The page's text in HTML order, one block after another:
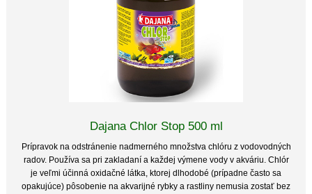
Dajana Chlor Stop 500 ml
Prípravok na odstránenie nadmerného množstva chlóru z vodovodných
radov. Používa sa pri zakladaní a každej výmene vody v akváriu. Chlór
je veľmi účinná oxidačné látka, ktorej dlhodobé (prípadne často sa
opakujúce) pôsobenie na akvarijné rybky a rastliny nemusia zostať bez